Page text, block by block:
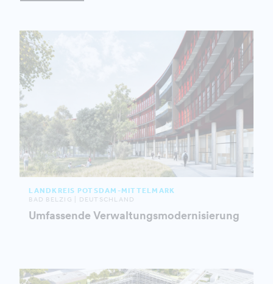
LANDKREIS POTSDAM-MITTELMARK
BAD BELZIG | DEUTSCHLAND
Umfassende Verwaltungsmodernisierung